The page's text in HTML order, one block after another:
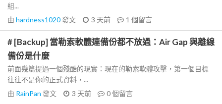
組...
由 hardness1020發文 3 天前 1 個留言
# [Backup] 當勒索軟體連備份都不放過：Air Gap 與離線
備份是什麼
前面幾篇提過一個殘酷的現實：現在的勒索軟體攻擊，第一個目標
往往不是你的正式資料，...
由 RainPan 發文 3 天前 0個留言